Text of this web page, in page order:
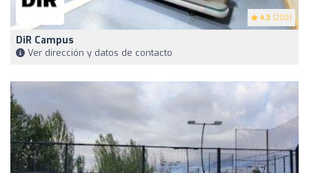
4.3 (200)
DiR Campus
Ver dirección y datos de contacto